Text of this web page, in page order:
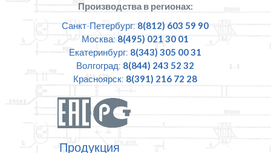
Производства в регионах:
Санкт-Петербург: 8(812) 603 59 90
Москва: 8(495) 021 30 01
Екатеринбург: 8(343) 305 00 31
Волгоград: 8(844) 243 52 32
Красноярск: 8(391) 216 72 28
Продукция